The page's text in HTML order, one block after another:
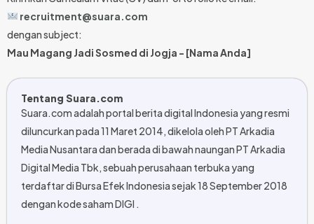
recruitment@suara.com
dengan subject:
Mau Magang Jadi Sosmed di Jogja - [Nama Anda]
Tentang Suara.com
Suara.com adalah portal berita digital Indonesia yang resmi
diluncurkan pada 11 Maret 2014, dikelola oleh PT Arkadia
Media Nusantara dan berada di bawah naungan PT Arkadia
Digital Media Tbk, sebuah perusahaan terbuka yang
terdaftar di Bursa Efek Indonesia sejak 18 September 2018
dengan kode saham DIGI .